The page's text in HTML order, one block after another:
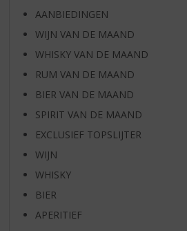
AANBIEDINGEN
WIJN VAN DE MAAND
WHISKY VAN DE MAAND
RUM VAN DE MAAND
BIER VAN DE MAAND
SPIRIT VAN DE MAAND
EXCLUSIEF TOPSLIJTER
WIJN
WHISKY
BIER
APERITIEF